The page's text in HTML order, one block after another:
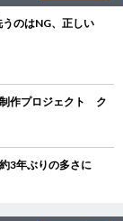
のはNG、正しい
制作プロジェクト ク
3年ぶりの多さに